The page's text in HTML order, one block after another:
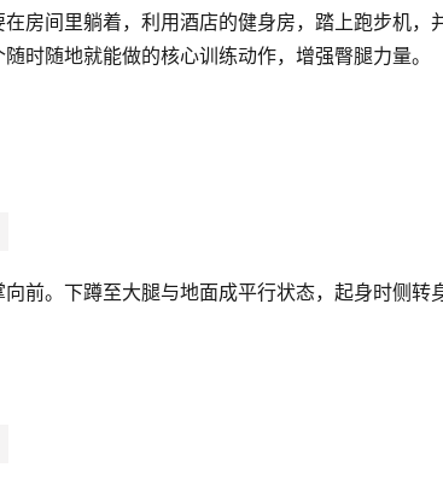
房间里躺着，利用酒店的健身房，踏上跑步机，
时随地就能做的核心训练动作，增强臀腿力量。
前。下蹲至大腿与地面成平行状态，起身时侧转